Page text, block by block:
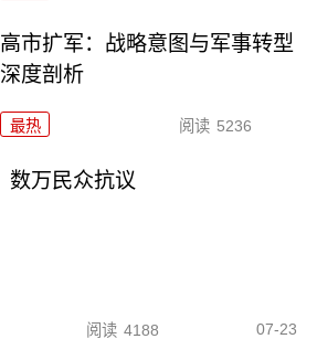
高市扩军：战略意图与军事转型
深度剖析
最热 阅读 5236
数万民众抗议
阅读 4188 07-23